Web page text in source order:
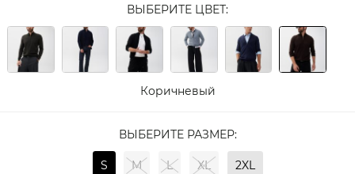
ВЫБЕРИТЕ ЦВЕТ:
Коричневый
ВЫБЕРИТЕ РАЗМЕР:
S M L XL 2XL
Аксессуары